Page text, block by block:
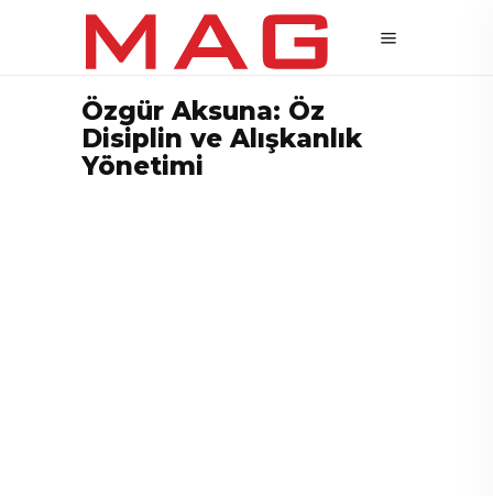
Özgür Aksuna: Öz
Disiplin ve Alışkanlık
Yönetimi